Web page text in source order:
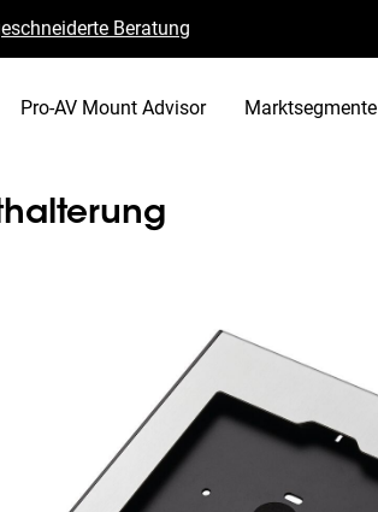
Beratung
und Lieferung
Pro-AV Mount Advisor Marktsegmente